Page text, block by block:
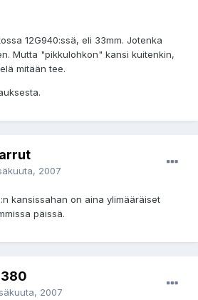
12G940:ssä, eli 33mm. Jotenka
Mutta "pikkulohkon" kansi kuitenkin,
mitään tee.
2007
kansissahan on aina ylimääräiset
päissä.
2007